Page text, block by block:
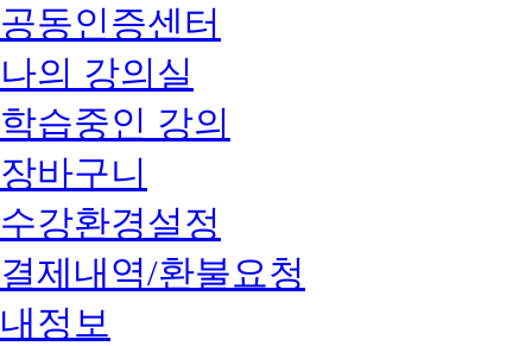
공동인증센터
나의 강의실
학습중인 강의
장바구니
수강환경설정
결제내역/환불요청
내정보